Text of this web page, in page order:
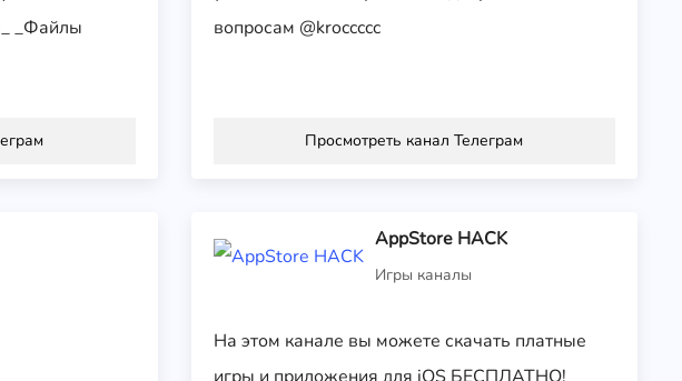
_Файлы
вопросам @kroccccc
Просмотреть канал Телеграм
FREE
ФАЕР
AppStore HACK
Игры каналы
На этом канале вы можете скачать платные
игры и приложения для iOS БЕСПЛАТНО!